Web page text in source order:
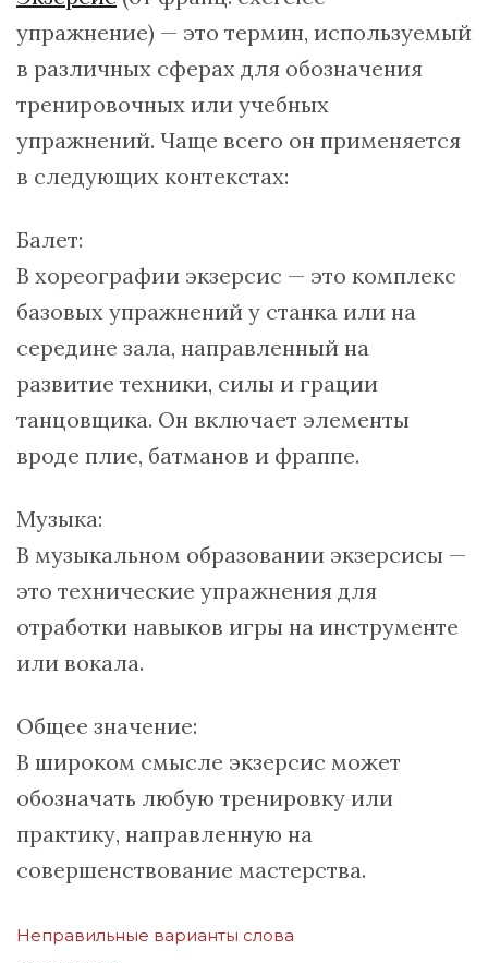
упражнение) — это термин, используемый
в различных сферах для обозначения
тренировочных или учебных
упражнений. Чаще всего он применяется
в следующих контекстах:
Балет:
В хореографии экзерсис — это комплекс
базовых упражнений у станка или на
середине зала, направленный на
развитие техники, силы и грации
танцовщика. Он включает элементы
вроде плие, батманов и фраппе.
Музыка:
В музыкальном образовании экзерсисы —
это технические упражнения для
отработки навыков игры на инструменте
или вокала.
Общее значение:
В широком смысле экзерсис может
обозначать любую тренировку или
практику, направленную на
совершенствование мастерства.
Неправильные варианты слова